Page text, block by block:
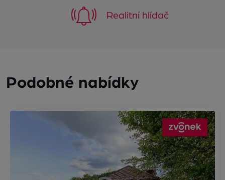
Realitní hlídač
Podobné nabídky